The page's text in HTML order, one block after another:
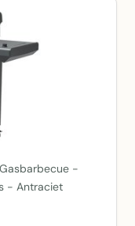
-
- Antraciet